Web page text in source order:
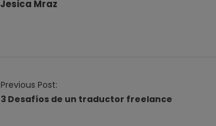
Jesica Mraz
Previous Post:
3 Desafíos de un traductor freelance